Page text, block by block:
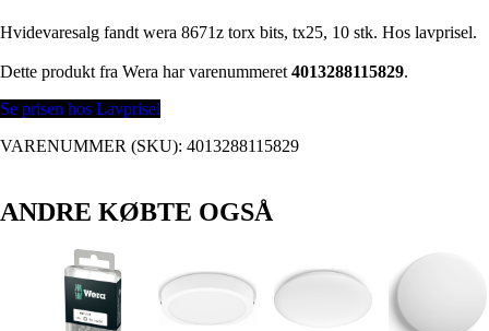
Hvidevaresalg fandt wera 8671z torx bits, tx25, 10 stk. Hos lavprisel.
Dette produkt fra Wera har varenummeret 4013288115829.
Se prisen hos Lavprisel
VARENUMMER (SKU): 4013288115829
ANDRE KØBTE OGSÅ